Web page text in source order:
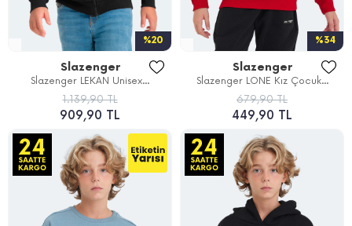
%20
Slazenger
Slazenger LEKAN Unisex...
1.139,90 TL
909,90 TL
%34
Slazenger
Slazenger LONE Kız Çocuk...
679,90 TL
449,90 TL